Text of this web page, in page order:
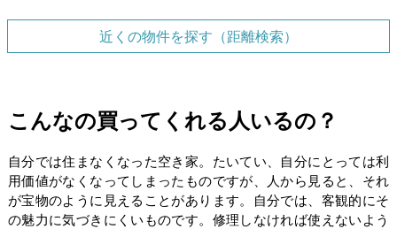
近くの物件を探す（距離検索）
こんなの買ってくれる人いるの？
自分では住まなくなった空き家。たいてい、自分にとっては利
用価値がなくなってしまったものですが、人から見ると、それ
が宝物のように見えることがあります。自分では、客観的にそ
の魅力に気づきにくいものです。修理しなければ使えないよう